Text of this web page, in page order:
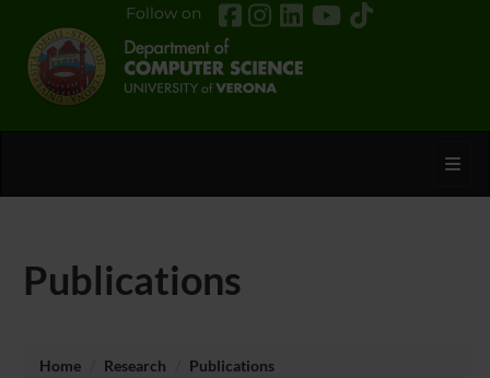
Follow on
Publications
Home Research
Publications